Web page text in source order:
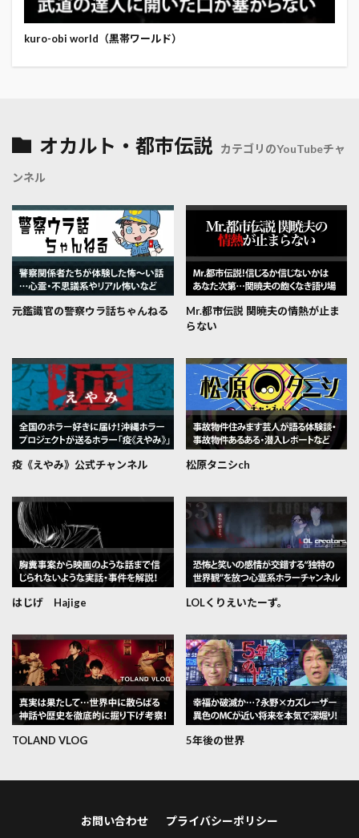
kuro-obi world（黒帯ワールド）
オカルト・都市伝説 カテゴリのYouTubeチャ
ンネル
元鑑識官の警察ウラ話ちゃんねる
Mr.都市伝説 関暁夫の情熱が止ま
らない
疫《えやみ》公式チャンネル 松原タニシch
はじげ Hajige LOLくりえいたーず。
TOLAND VLOG 5年後の世界
お問い合わせ プライバシーポリシー